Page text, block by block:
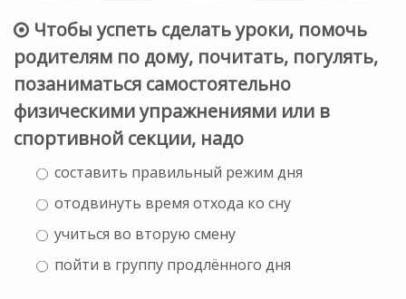
Чтобы успеть сделать уроки, помочь
родителям по дому, почитать, погулять,
позаниматься самостоятельно
физическими упражнениями или в
спортивной секции, надо
составить правильный режим дня
отодвинуть время отхода ко сну
учиться во вторую смену
пойти в группу продлённого дня